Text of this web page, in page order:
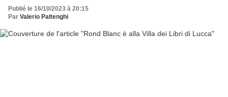
Publié le 16/10/2023 à 20:15
Par Valerio Paltenghi